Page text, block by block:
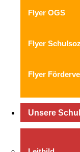
Flyer OGS
Flyer
Flyer
Unsere